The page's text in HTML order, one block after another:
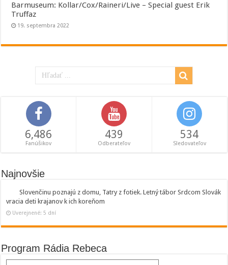
Barmuseum: Kollar/Cox/Raineri/Live – Special guest Erik
Truffaz
19. septembra 2022
6,486
Fanúšikov
439
Odberateľov
534
Sledovateľov
Najnovšie
Slovenčinu poznajú z domu, Tatry z fotiek. Letný tábor Srdcom Slovák
vracia deti krajanov k ich koreňom
Uverejnené: 5 dní
Program Rádia Rebeca